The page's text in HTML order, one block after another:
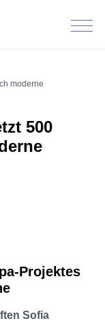
Menü
moderne
500
Projektes
Sofia